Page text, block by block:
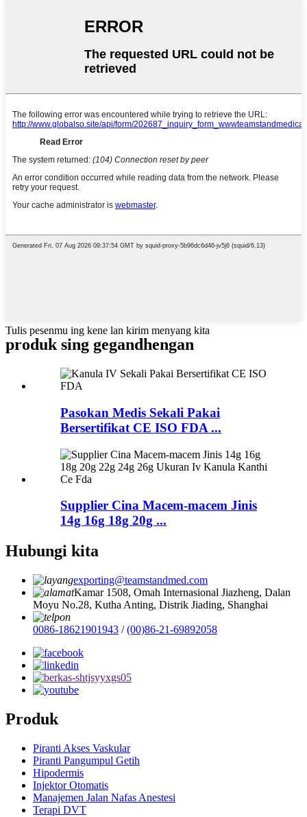
Tulis pesenmu ing kene lan kirim menyang kita
produk sing gegandhengan
Pasokan Medis Sekali Pakai
Bersertifikat CE ISO FDA ...
Supplier Cina Macem-macem Jinis
14g 16g 18g 20g ...
Hubungi kita
exporting@teamstandmed.com
Kamar 1508, Omah Internasional Jiazheng, Dalan
Moyu No.28, Kutha Anting, Distrik Jiading, Shanghai
0086-18621901943 /(00)86-21-69892058
Produk
Piranti Akses Vaskular
Piranti Pangumpul Getih
Hipodermis
Injektor Otomatis
Manajemen Jalan Nafas Anestesi
Terapi DVT